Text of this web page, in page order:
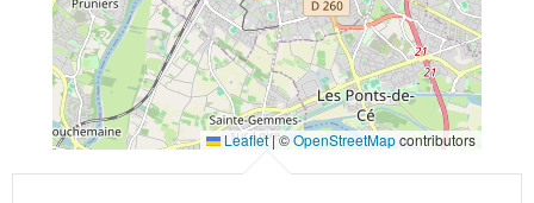
Leaflet|©OpenStreetMapcontributors